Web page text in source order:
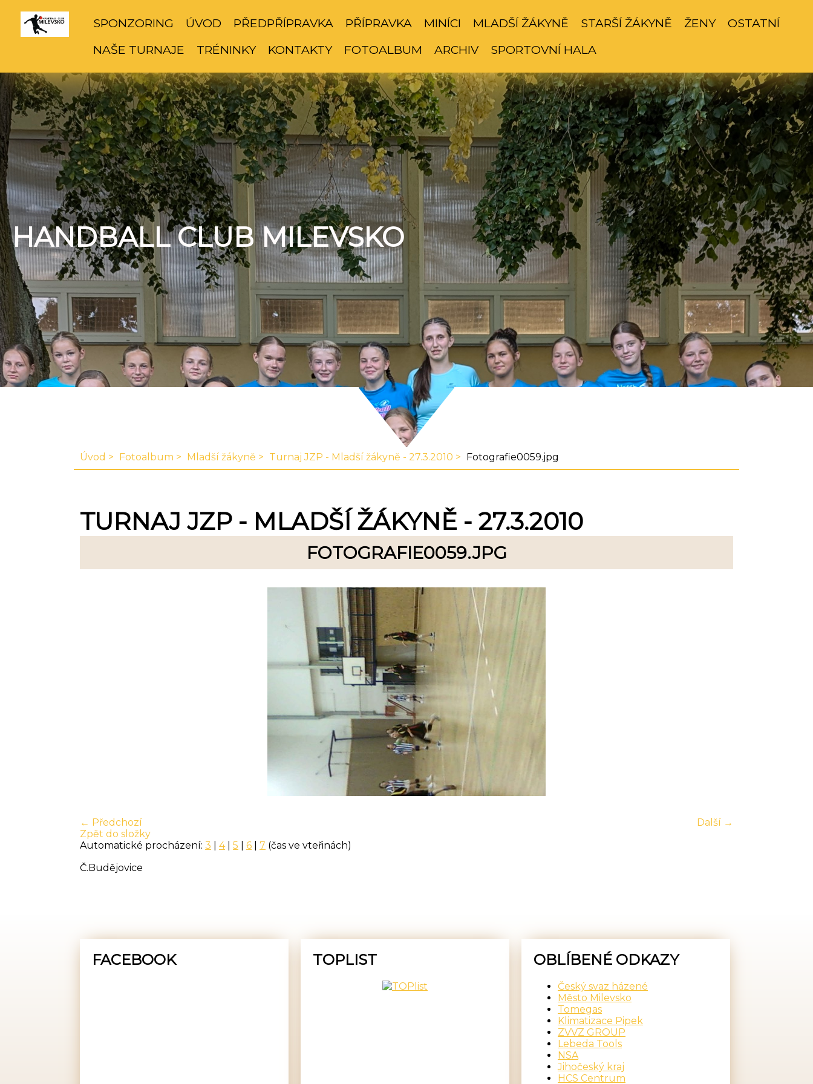
SPONZORING ÚVOD PŘEDPŘÍPRAVKA PŘÍPRAVKA MINÍCI MLADŠÍ ŽÁKYNĚ STARŠÍ ŽÁKYNĚ ŽENY
OSTATNÍ
NAŠE TURNAJE
TRÉNINKY KONTAKTY FOTOALBUM ARCHIV SPORTOVNÍ HALA
HANDBALL CLUB MILEVSKO
Úvod Fotoalbum Mladší žákyně Turnaj JZP - Mladší žákyně - 27.3.2010 Fotografie0059.jpg
TURNAJ JZP - MLADŠÍ ŽÁKYNĚ - 27.3.2010
FOTOGRAFIE0059.JPG
← Předchozí
Další →
Zpět do složky
Automatické procházení: 3 4| 5 6 7 (čas ve vteřinách)
Č.Budějovice
FACEBOOK TOPLIST OBLÍBENÉ ODKAZY
Český svaz házené
Město Milevsko
Tomegas
Klimatizace Pipek
ZVVZ GROUP
Lebeda Tools
NSA
Jihočeský kraj
HCS Centrum